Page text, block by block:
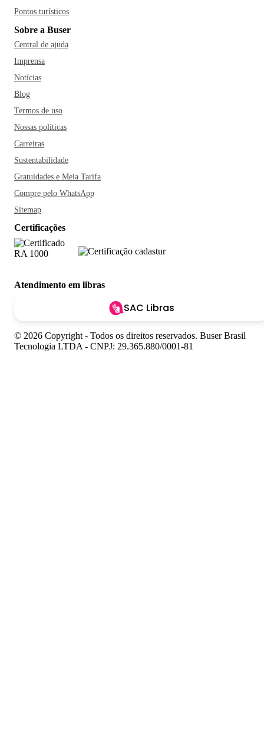
Pontos turísticos
Sobre a Buser
Central de ajuda
Imprensa
Notícias
Blog
Termos de uso
Nossas políticas
Carreiras
Sustentabilidade
Gratuidades e Meia Tarifa
Compre pelo WhatsApp
Sitemap
Certificações
Atendimento em libras
SAC Libras
© 2026 Copyright - Todos os direitos reservados. Buser Brasil
Tecnologia LTDA - CNPJ: 29.365.880/0001-81